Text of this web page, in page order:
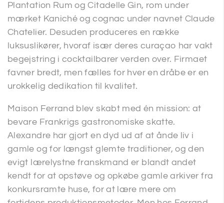
Plantation Rum og Citadelle Gin, rom under
mærket Kaniché og cognac under navnet Claude
Chatelier. Desuden produceres en række
luksuslikører, hvoraf især deres curaçao har vakt
begejstring i cocktailbarer verden over. Firmaet
favner bredt, men fælles for hver en dråbe er en
urokkelig dedikation til kvalitet.
Maison Ferrand blev skabt med én mission: at
bevare Frankrigs gastronomiske skatte.
Alexandre har gjort en dyd ud af at ånde liv i
gamle og for længst glemte traditioner, og den
evigt lærelystne franskmand er blandt andet
kendt for at opstøve og opkøbe gamle arkiver fra
konkursramte huse, for at lære mere om